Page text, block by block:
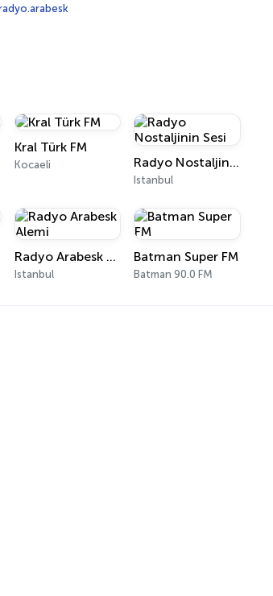
Kral Türk FM
Kocaeli Radyo Nostaljinin Sesi
Istanbul
Radyo Arabesk Alemi
Istanbul
Batman Super FM
Batman 90.0 FM